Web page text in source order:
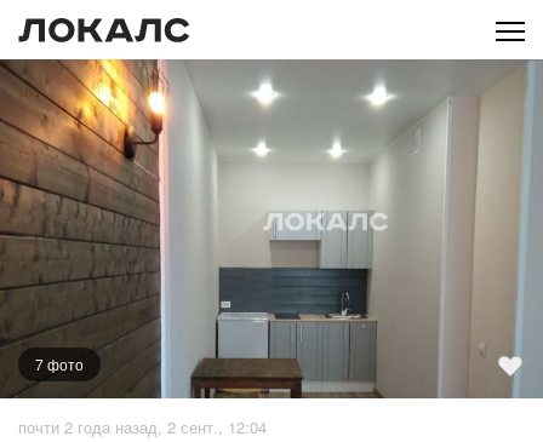
7фото
почти 2 года назад, 2 сент., 12:04